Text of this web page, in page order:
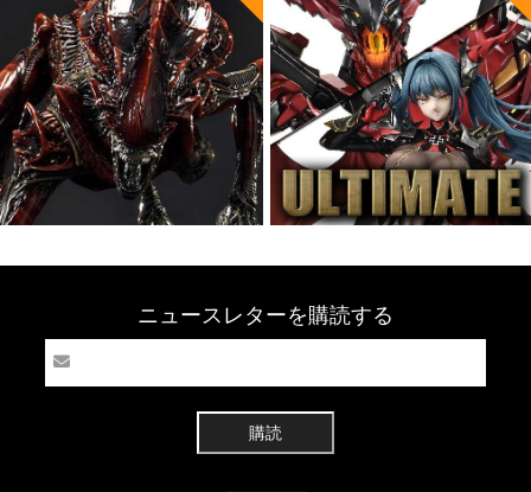
ニュースレターを購読する
購読